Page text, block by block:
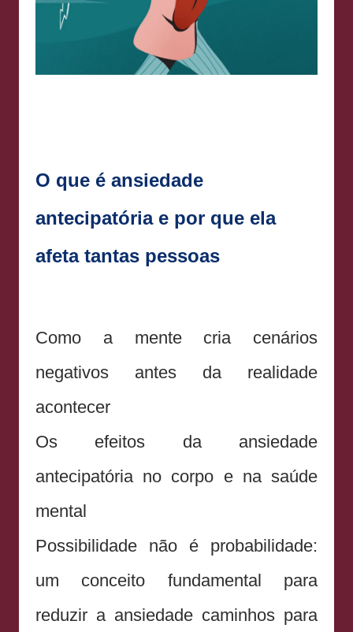
O que é ansiedade
antecipatória e por que ela
afeta tantas pessoas
Como a mente cria cenários
negativos antes da realidade
acontecer
Os efeitos da ansiedade
antecipatória no corpo e na saúde
mental
Possibilidade não é probabilidade:
um conceito fundamental para
reduzir a ansiedade caminhos para